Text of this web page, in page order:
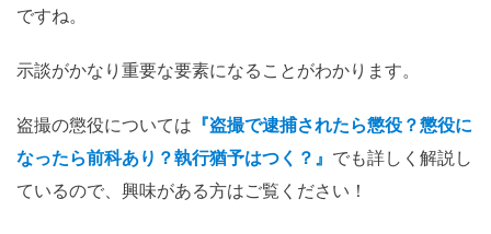
ですね。
示談がかなり重要な要素になることがわかります。
盗撮の懲役については 『盗撮で逮捕されたら懲役？懲役に
なったら前科あり？執行猶予はつく？』 でも詳しく解説し
ているので、興味がある方はご覧ください！